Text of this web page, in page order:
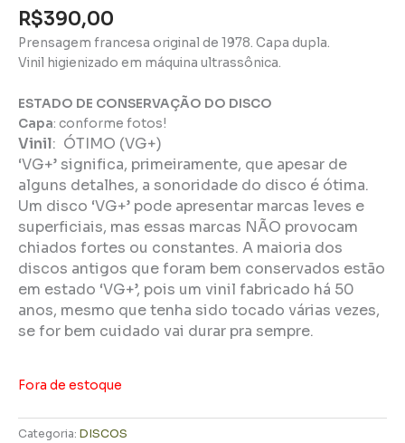
R$390,00
Prensagem francesa original de 1978. Capa dupla.
Vinil higienizado em máquina ultrassônica.
ESTADO DE CONSERVAÇÃO DO DISCO
Capa: conforme fotos!
Vinil: ÓTIMO (VG+)
‘VG+’ significa, primeiramente, que apesar de
alguns detalhes, a sonoridade do disco é ótima.
Um disco ‘VG+’ pode apresentar marcas leves e
superficiais, mas essas marcas NÃO provocam
chiados fortes ou constantes. A maioria dos
discos antigos que foram bem conservados estão
em estado ‘VG+’, pois um vinil fabricado há 50
anos, mesmo que tenha sido tocado várias vezes,
se for bem cuidado vai durar pra sempre.
Fora de estoque
Categoria: DISCOS